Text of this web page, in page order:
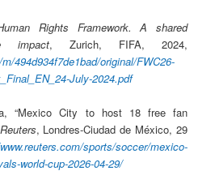
Rights Framework. A shared
impact, Zurich, FIFA, 2024,
494d934f7de1bad/original/FWC26-
July-2024.pdf
“Mexico City to host 18 free fan
Reuters, Londres-Ciudad de México, 29
sports/soccer/mexico-
world-cup-2026-04-29/